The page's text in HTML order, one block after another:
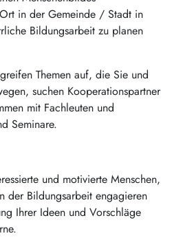
in der Gemeinde / Stadt in
Bildungsarbeit zu planen
Themen auf, die Sie und
suchen Kooperationspartner
mit Fachleuten und
Seminare.
und motivierte Menschen,
der Bildungsarbeit engagieren
Ihrer Ideen und Vorschläge